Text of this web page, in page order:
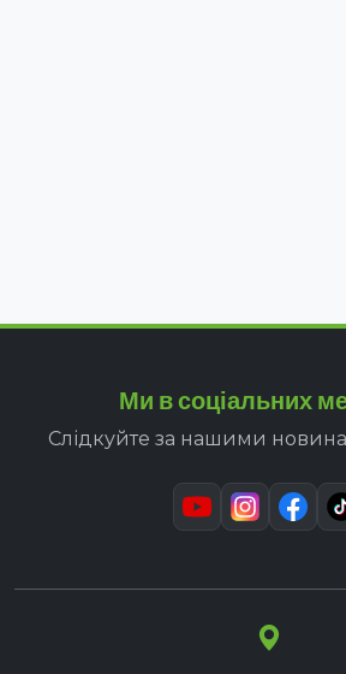
Ми в соціальних
Слідкуйте за нашими